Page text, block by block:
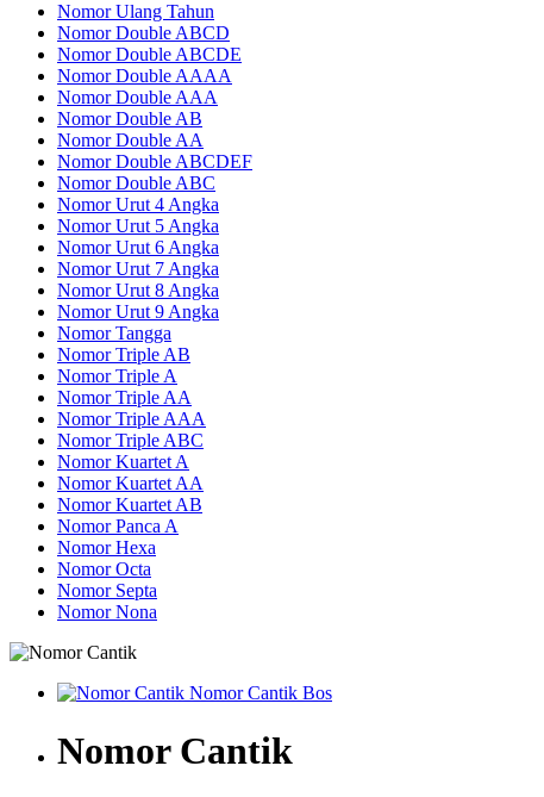
Nomor Ulang Tahun
Nomor Double ABCD
Nomor Double ABCDE
Nomor Double AAAA
Nomor Double AAA
Nomor Double AB
Nomor Double AA
Nomor Double ABCDEF
Nomor Double ABC
Nomor Urut 4 Angka
Nomor Urut 5 Angka
Nomor Urut 6 Angka
Nomor Urut 7 Angka
Nomor Urut 8 Angka
Nomor Urut 9 Angka
Nomor Tangga
Nomor Triple AB
Nomor Triple A
Nomor Triple AA
Nomor Triple AAA
Nomor Triple ABC
Nomor Kuartet A
Nomor Kuartet AA
Nomor Kuartet AB
Nomor Panca A
Nomor Hexa
Nomor Octa
Nomor Septa
Nomor Nona
Nomor Cantik